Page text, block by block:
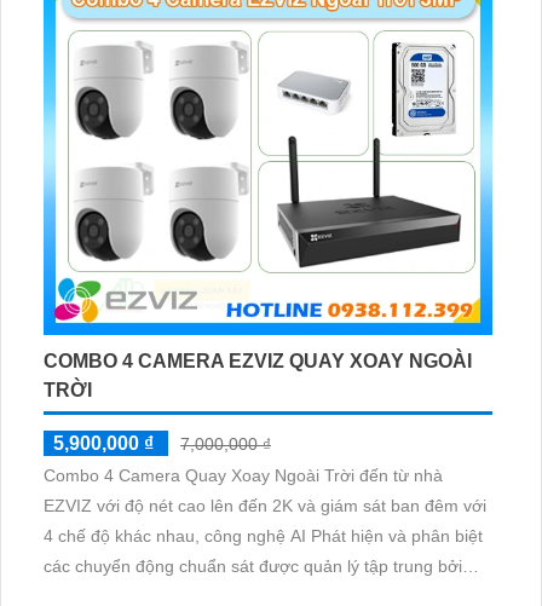
COMBO 4 CAMERA EZVIZ QUAY XOAY NGOÀI
TRỜI
5,900,000 ₫
7,000,000 ₫
Combo 4 Camera Quay Xoay Ngoài Trời đến từ nhà
EZVIZ với độ nét cao lên đến 2K và giám sát ban đêm với
4 chế độ khác nhau, công nghệ AI Phát hiện và phân biệt
các chuyển động chuẩn sát được quản lý tập trung bởi